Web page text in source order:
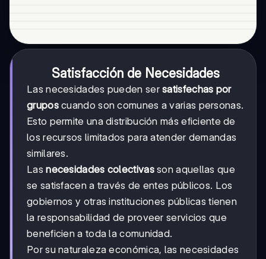
Satisfacción de Necesidades
Las necesidades pueden sersatisfechas por
gruposcuando son comunes a varias personas.
Esto permite una distribución más eficiente de
los recursos limitados para atender demandas
similares.
Lasnecesidades colectivasson aquellas que
se satisfacen a través de entes públicos. Los
gobiernos y otras instituciones públicas tienen
la responsabilidad de proveer servicios que
beneficien a toda la comunidad.
Por su naturaleza económica, las necesidades